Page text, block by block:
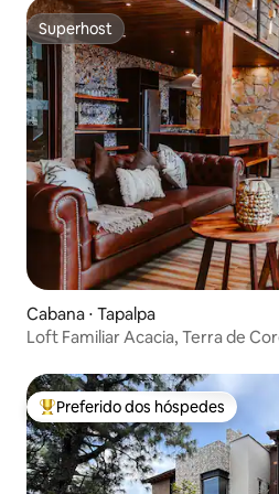
Superhost
Superhost
Cabana ⋅ Tapalpa
Loft Familiar Acacia, Terra de
Entre os melhores preferidos
Preferido dos hóspedes